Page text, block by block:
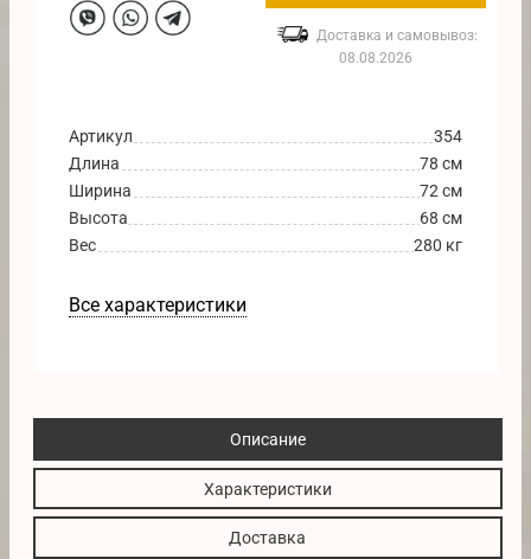
Доставка и самовывоз:
08.08.2026
Артикул
354
Длина
78 см
Ширина
72 см
Высота
68 см
Вес
280 кг
Все характеристики
Описание
Характеристики
Доставка